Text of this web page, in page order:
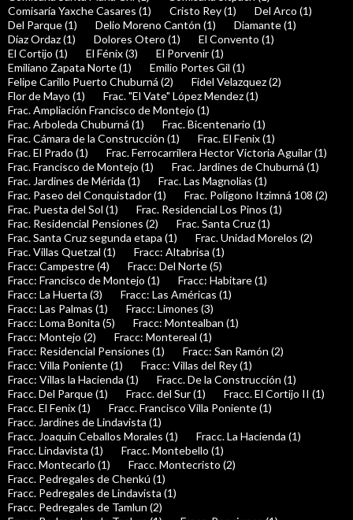
Comisaría Yaxche Casares (1)
Cristo Rey (1)
Del Arco (1)
Del Parque (1)
Delio Moreno Cantón (1)
Diamante (1)
Díaz Ordaz (1)
Dolores Otero (1)
El Convento (1)
El Cortijo (1)
El Fénix (3)
El Porvenir (1)
Emiliano Zapata Norte (1)
Emilio Portes Gil (1)
Felipe Carillo Puerto Chuburná (2)
Fidel Velazquez (2)
Flor de Mayo (1)
Frac. "El Vate" López Mendez (1)
Frac. Ampliación Francisco de Montejo (1)
Frac. Arboleda Chuburná (1)
Frac. Bicentenario (1)
Frac. Cámara de la Construcción (1)
Frac. El Fenix (1)
Frac. El Prado (1)
Frac. Ferrocarrilera Hector Victoria Aguilar (1)
Frac. Francisco de Montejo (1)
Frac. Jardines de Chuburná (1)
Frac. Jardines de Mérida (1)
Frac. Las Magnolias (1)
Frac. Paseo del Conquistador (1)
Frac. Polígono Itzimná 108 (2)
Frac. Puesta del Sol (1)
Frac. Residencial Los Pinos (1)
Frac. Residencial Pensiones (2)
Frac. Santa Cruz (1)
Frac. Santa Cruz segunda etapa (1)
Frac. Unidad Morelos (2)
Frac. Villas Quetzal (1)
Fracc: Altabrisa (1)
Fracc: Campestre (4)
Fracc: Del Norte (5)
Fracc: Francisco de Montejo (1)
Fracc: Habitare (1)
Fracc: La Huerta (3)
Fracc: Las Américas (1)
Fracc: Las Palmas (1)
Fracc: Limones (3)
Fracc: Loma Bonita (5)
Fracc: Montealban (1)
Fracc: Montejo (2)
Fracc: Montereal (1)
Fracc: Residencial Pensiones (1)
Fracc: San Ramón (2)
Fracc: Villa Poniente (1)
Fracc: Villas del Rey (1)
Fracc: Villas la Hacienda (1)
Fracc. De la Construcción (1)
Fracc. Del Parque (1)
Fracc. del Sur (1)
Fracc. El Cortijo II (1)
Fracc. El Fenix (1)
Fracc. Francisco Villa Poniente (1)
Fracc. Jardines de Lindavista (1)
Fracc. Joaquin Ceballos Morales (1)
Fracc. La Hacienda (1)
Fracc. Lindavista (1)
Fracc. Montebello (1)
Fracc. Montecarlo (1)
Fracc. Montecristo (2)
Fracc. Pedregales de Chenkú (1)
Fracc. Pedregales de Lindavista (1)
Fracc. Pedregales de Tamlun (2)